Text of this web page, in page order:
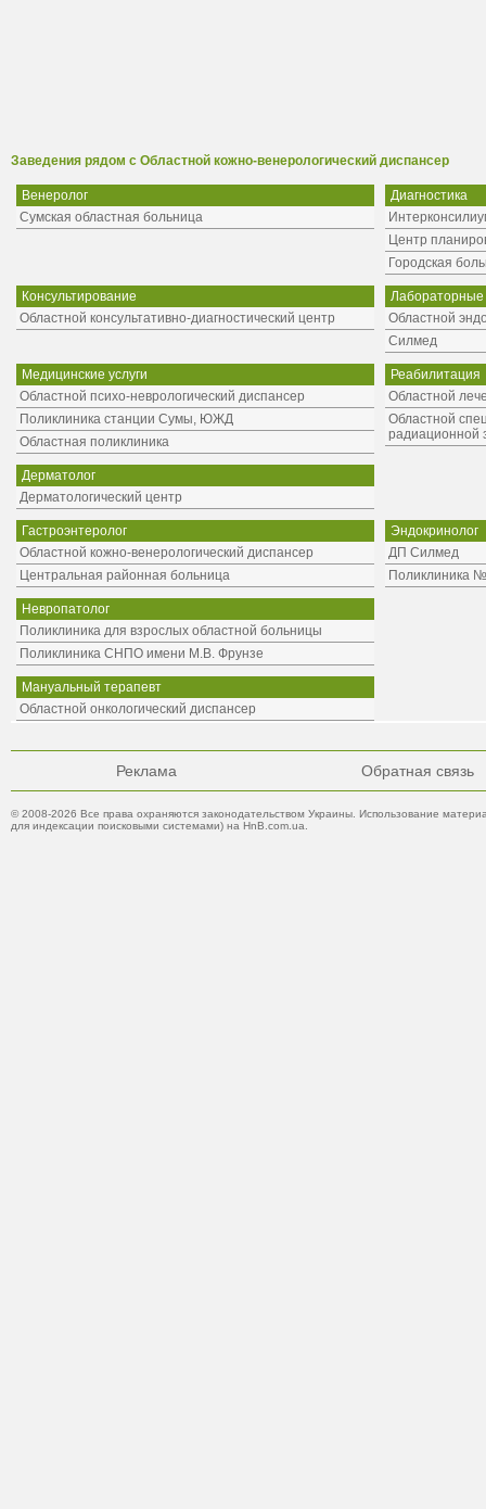
Заведения рядом с Областной кожно-венерологический диспансер
Венеролог
Сумская областная больница
Диагностика
Центр
Городская
Консультирование
Областной консультативно-диагностический центр
Лабораторные
Областной
Силмед
Медицинские услуги
Областной психо-неврологический диспансер
Поликлиника станции Сумы, ЮЖД
Областная поликлиника
Реабилитация
Областной
Областной
радиационной
Дерматолог
Дерматологический центр
Гастроэнтеролог
Областной кожно-венерологический диспансер
Центральная районная больница
Эндокринолог
ДП Силмед
Поликлиника
Невропатолог
Поликлиника для взрослых областной больницы
Поликлиника СНПО имени М.В. Фрунзе
Мануальный терапевт
Областной онкологический диспансер
Реклама Обратная связь
© 2008-2026 Все права охраняются законодательством Украины. Использование
для индексации поисковыми системами) на HnB.com.ua.